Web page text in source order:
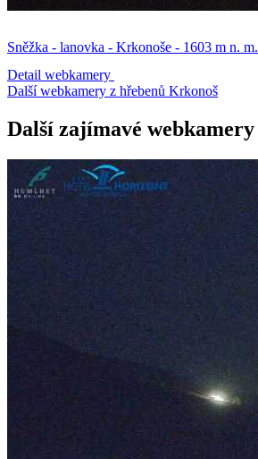
Sněžka - lanovka - Krkonoše - 1603 m n. m.
Detail webkamery
Další webkamery z hřebenů Krkonoš
Další zajímavé webkamery